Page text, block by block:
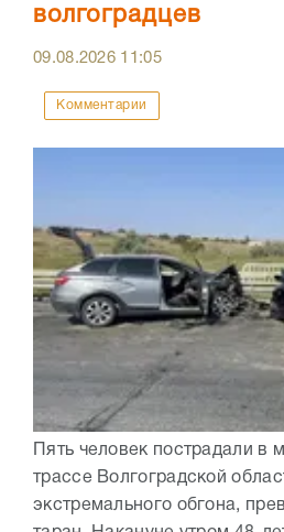
волгоградцев
09.08.2026 11:05
Комментарии
Пять человек пострадали в
трассе Волгоградской
экстремального обгона,